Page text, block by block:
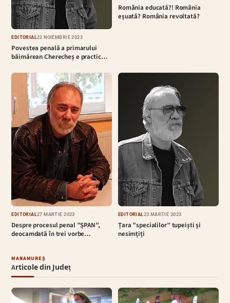
EDITORIAL22 NOIEMBRIE 2023
Povestea penală a primarului
băimărean Cherecheș e practic…
România educată?! România
eșuată? România revoltată?
EDITORIAL27 MARTIE 2023
Despre procesul penal ”ȘPAN”,
deocamdată în trei vorbe…
EDITORIAL23 MARTIE 2023
Țara ”specialilor” tupeiști și
nesimțiți
MARAMUREȘ
Articole din Județ